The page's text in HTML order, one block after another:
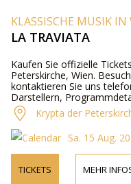
KLASSISCHE MUSIK IN
LA TRAVIATA
Kaufen Sie offizielle
Peterskirche, Wien.
kontaktieren Sie uns
Darstellern,
Krypta der
Sa. 15 Aug.
TICKETS MEHR